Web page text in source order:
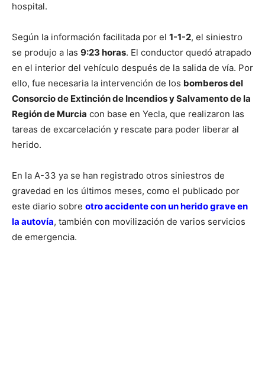
hospital.
Según la información facilitada por el 1-1-2, el siniestro
se produjo a las 9:23 horas. El conductor quedó atrapado
en el interior del vehículo después de la salida de vía. Por
ello, fue necesaria la intervención de los bomberos del
Consorcio de Extinción de Incendios y Salvamento de la
Región de Murcia con base en Yecla, que realizaron las
tareas de excarcelación y rescate para poder liberar al
herido.
En la A-33 ya se han registrado otros siniestros de
gravedad en los últimos meses, como el publicado por
este diario sobre otro accidente con un herido grave en
la autovía, también con movilización de varios servicios
de emergencia.